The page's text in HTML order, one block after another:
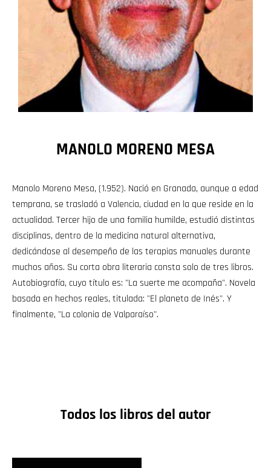
MANOLO MORENO MESA
Manolo Moreno Mesa, (1.952). Nació en Granada, aunque a edad
temprana, se trasladó a Valencia, ciudad en la que reside en la
actualidad. Tercer hijo de una familia humilde, estudió distintas
disciplinas, dentro de la medicina natural alternativa,
dedicándose al desempeño de las terapias manuales durante
muchos años. Su corta obra literaria consta solo de tres libros.
Autobiografía, cuyo título es: "La suerte me acompaña". Novela
basada en hechos reales, titulada: "El planeta de Inés". Y
finalmente, "La colonia de Valparaíso".
Todos los libros del autor